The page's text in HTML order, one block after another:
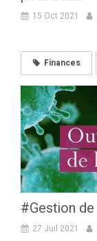
15 Oct 2021
Finances
#Gestion
27 Juil 2021